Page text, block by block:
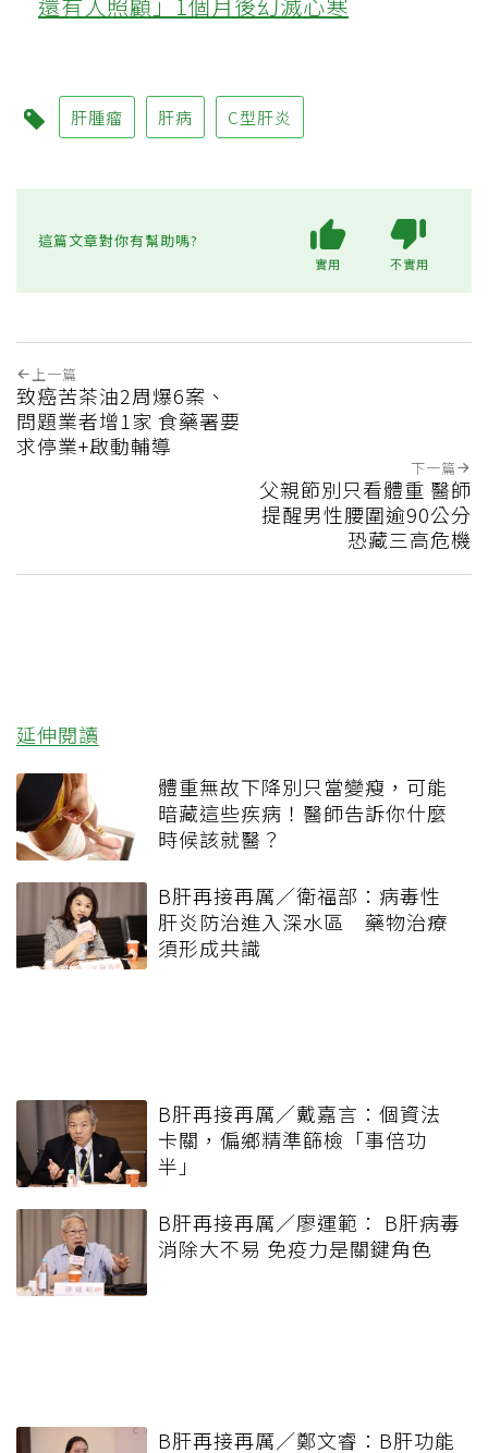
肝腫瘤 肝病 C型肝炎
這篇文章對你有幫助嗎?
實用 不實用
上一篇
致癌苦茶油2周爆6案、
問題業者增1家 食藥署要
求停業+啟動輔導
下一篇
父親節別只看體重 醫師
提醒男性腰圍逾90公分
恐藏三高危機
延伸閱讀
體重無故下降別只當變瘦，可能
暗藏這些疾病！醫師告訴你什麼
時候該就醫？
B肝再接再厲／衛福部：病毒性
肝炎防治進入深水區 藥物治療
須形成共識
B肝再接再厲／戴嘉言：個資法
卡關，偏鄉精準篩檢「事倍功
半」
B肝再接再厲／廖運範： B肝病毒
消除大不易 免疫力是關鍵角色
B肝再接再厲／鄭文睿：B肝功能